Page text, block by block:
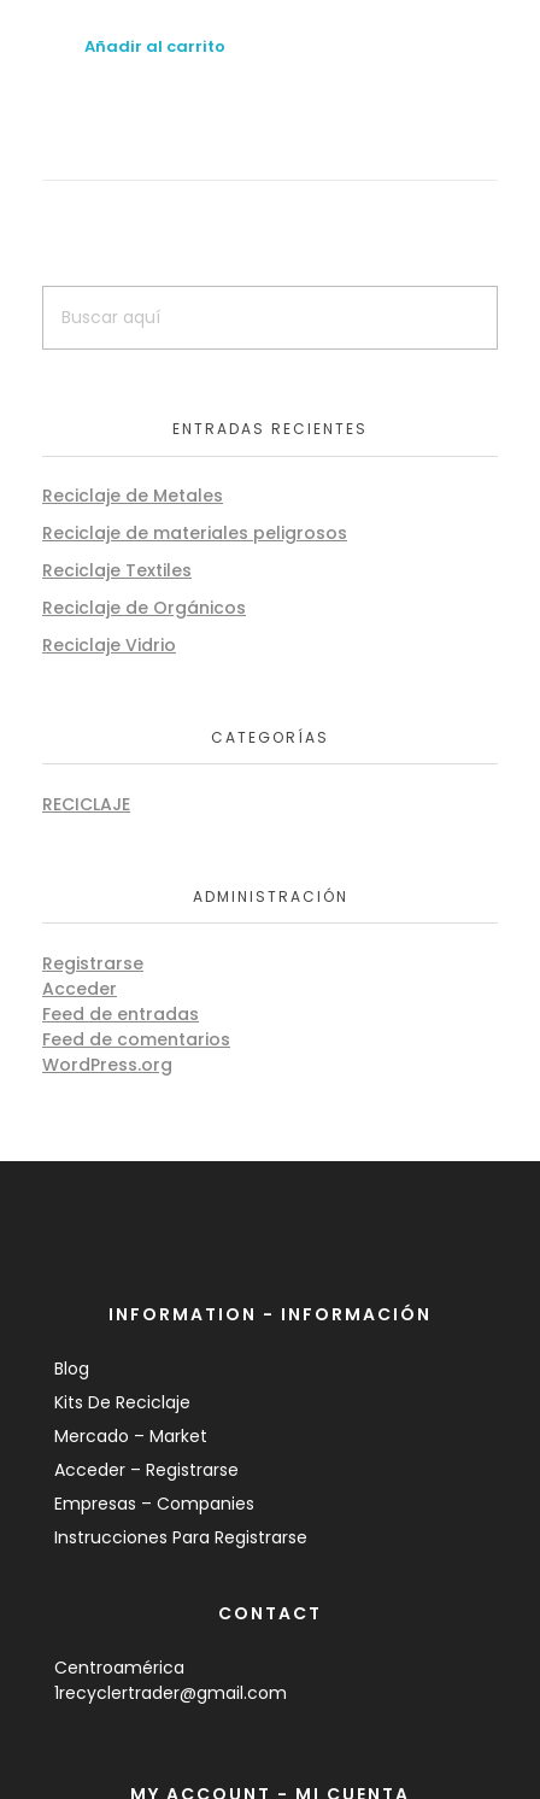
Añadir al carrito
ENTRADAS RECIENTES
Reciclaje de Metales
Reciclaje de materiales peligrosos
Reciclaje Textiles
Reciclaje de Orgánicos
Reciclaje Vidrio
CATEGORÍAS
RECICLAJE
ADMINISTRACIÓN
Registrarse
Acceder
Feed de entradas
Feed de comentarios
WordPress.org
INFORMATION - INFORMACIÓN
Blog
Kits De Reciclaje
Mercado – Market
Acceder – Registrarse
Empresas – Companies
Instrucciones Para Registrarse
CONTACT
Centroamérica
1recyclertrader@gmail.com
MY ACCOUNT - MI CUENTA